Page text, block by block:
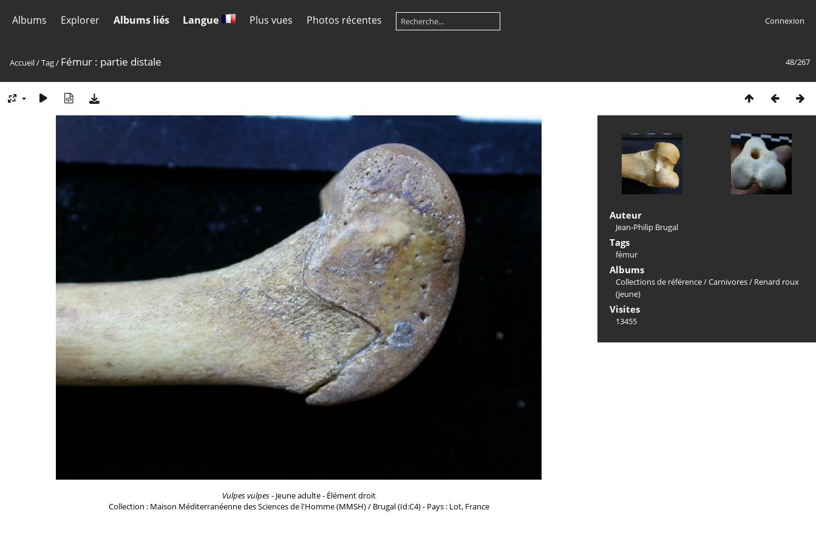
Albums Explorer Albums liés Langue Plus vues Photos récentes Connexion
48/267
Accueil/Tag/ Fémur : partie distale
Vulpes vulpes- Jeune adulte - Élément droit
Collection : Maison Méditerranéenne des Sciences de l'Homme (MMSH) / Brugal (Id:C4) - Pays : Lot, France
Auteur
Jean-Philip Brugal
Tags
fémur
Albums
Collections de référence/Carnivores/ Renard roux
(jeune)
Visites
13455